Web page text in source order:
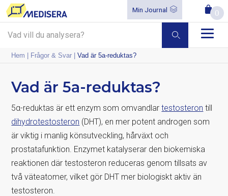
Min Journal 0
Hem | Frågor & Svar |Vad är 5a-reduktas?
Vad är 5a-reduktas?
5α-reduktas är ett enzym som omvandlartestosteron till
dihydrotestosteron (DHT), en mer potent androgen som
är viktig i manlig könsutveckling, hårväxt och
prostatafunktion. Enzymet katalyserar den biokemiska
reaktionen där testosteron reduceras genom tillsats av
två väteatomer, vilket gör DHT mer biologiskt aktiv än
testosteron.